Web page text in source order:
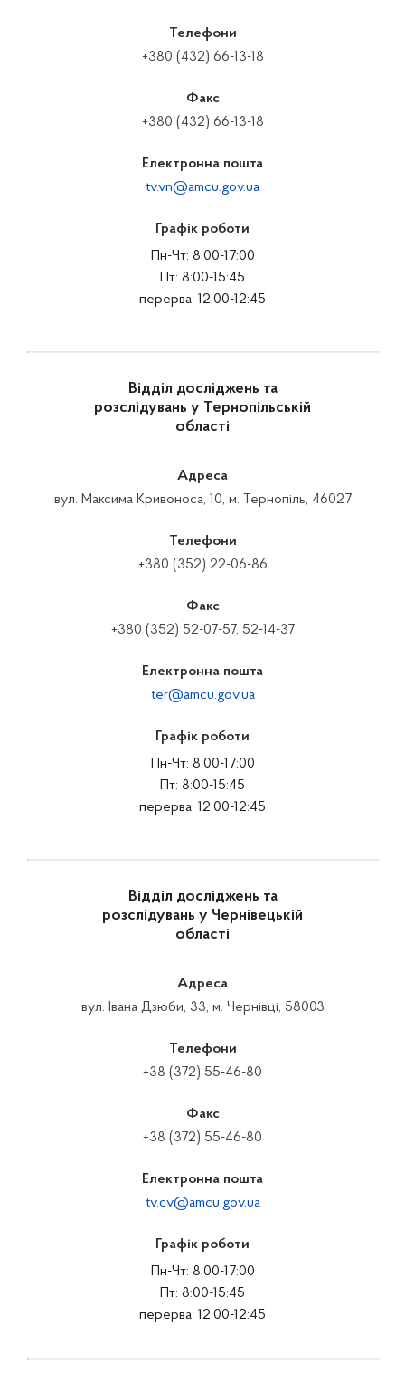
Телефони
+380 (432) 66-13-18
Факс
+380 (432) 66-13-18
Електронна пошта
tv.vn@amcu.gov.ua
Графік роботи
Пн-Чт: 8:00-17:00
Пт: 8:00-15:45
перерва: 12:00-12:45
Відділ досліджень та
розслідувань у Тернопільській
області
Адреса
вул. Максима Кривоноса, 10, м. Тернопіль, 46027
Телефони
+380 (352) 22-06-86
Факс
+380 (352) 52-07-57, 52-14-37
Електронна пошта
ter@amcu.gov.ua
Графік роботи
Пн-Чт: 8:00-17:00
Пт: 8:00-15:45
перерва: 12:00-12:45
Відділ досліджень та
розслідувань у Чернівецькій
області
Адреса
вул. Івана Дзюби, 33, м. Чернівці, 58003
Телефони
+38 (372) 55-46-80
Факс
+38 (372) 55-46-80
Електронна пошта
tv.cv@amcu.gov.ua
Графік роботи
Пн-Чт: 8:00-17:00
Пт: 8:00-15:45
перерва: 12:00-12:45